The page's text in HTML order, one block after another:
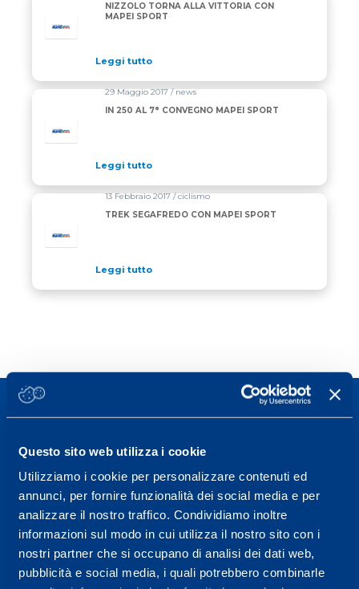
Questo sito web utilizza i cookie
Utilizziamo i cookie per personalizzare contenuti ed
annunci, per fornire funzionalità dei social media e per
analizzare il nostro traffico. Condividiamo inoltre
informazioni sul modo in cui utilizza il nostro sito con i
nostri partner che si occupano di analisi dei dati web,
pubblicità e social media, i quali potrebbero combinarle
NIZZOLO TORNA ALLA VITTORIA CON
MAPEI SPORT
Leggi tutto
29 Maggio 2017 / news
IN 250 AL 7° CONVEGNO MAPEI SPORT
Leggi tutto
13 Febbraio 2017 / ciclismo
TREK SEGAFREDO CON MAPEI SPORT
Leggi tutto
Sport Service Mapei S.r.l. - Via Busto Fagnano 38,
21057 Olgiate Olona (Varese) Italia.
Per prenotare una visita o avere ulteriori
informazioni: telefonare allo +39 0331 575757 da
lunedì a venerdì 9.30-12.30 e 14.30-17.30.